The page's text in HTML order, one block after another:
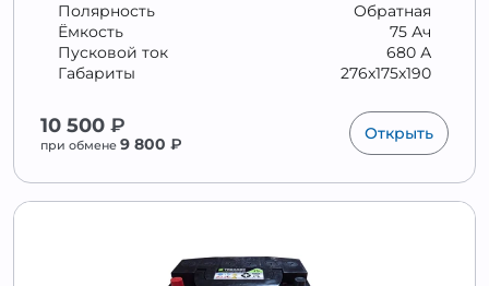
Обратная
Полярность
75 Ач
Ёмкость
680 А
Пусковой ток
276x175x190
Габариты
10 500 ₽
при обмене 9 800 ₽
Открыть